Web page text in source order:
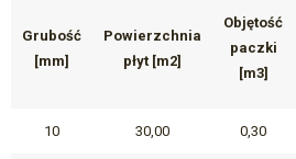
Grubość
[mm]
Powierzchnia
płyt [m2]
Objętość
paczki
[m3]
10 30,00 0,30